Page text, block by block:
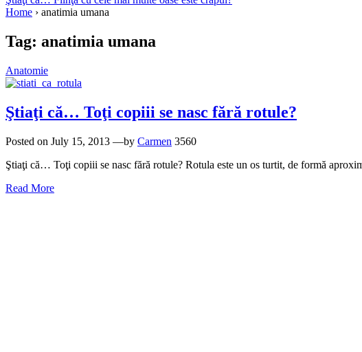
Home › anatimia umana
Tag: anatimia umana
Anatomie
Ştiaţi că… Toţi copiii se nasc fără rotule?
Posted on July 15, 2013 —by Carmen 3560
Ştiaţi că… Toţi copiii se nasc fără rotule? Rotula este un os turtit, de formă
Read More